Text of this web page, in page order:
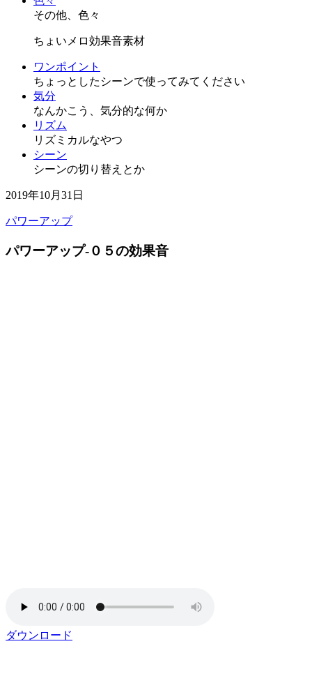
その他、色々
ちょいメロ効果音素材
ワンポイント
ちょっとしたシーンで使ってみてください
気分
なんかこう、気分的な何か
リズム
リズミカルなやつ
シーン
シーンの切り替えとか
2019年10月31日
パワーアップ
パワーアップ-０５の効果音
ダウンロード